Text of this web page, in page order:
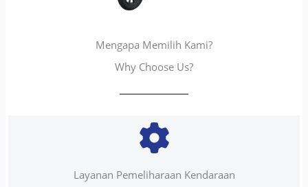
Mengapa Memilih Kami?
Why Choose Us?
Layanan Pemeliharaan Kendaraan